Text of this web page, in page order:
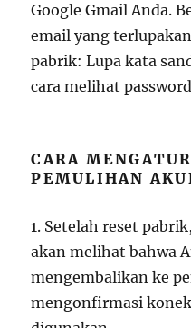
Google Gmail Anda.
email yang
pabrik: Lupa kata
cara melihat
CARA
PEMULIHAN
1. Setelah reset
akan melihat bahwa
mengembalikan ke
mengonfirmasi